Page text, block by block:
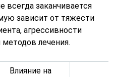
всегда заканчивается
зависит от тяжести
агрессивности
лечения.
Влияние на